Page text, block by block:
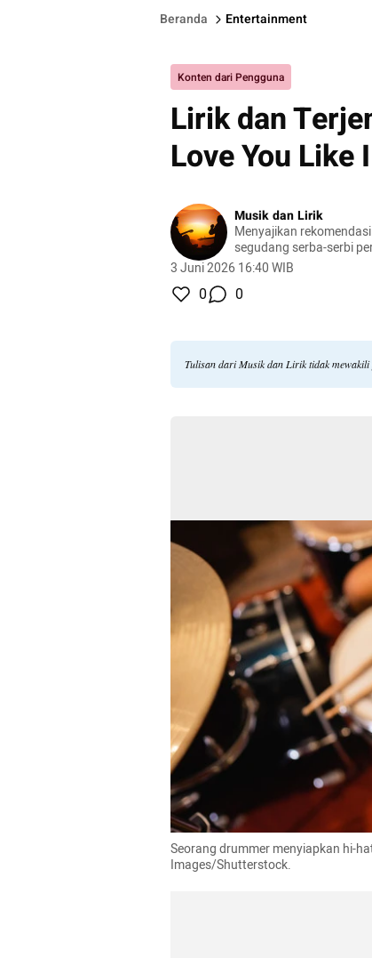
Beranda Entertainment
Konten dari Pengguna
Lirik dan
Love You Like
Musik dan Lirik
Menyajikan
segudang serba-serbi
3 Juni 2026 16:40 WIB
0 0
Tulisan dari Musik dan Lirik tidak
Seorang drummer menyiapkan hi-
Images/Shutterstock.